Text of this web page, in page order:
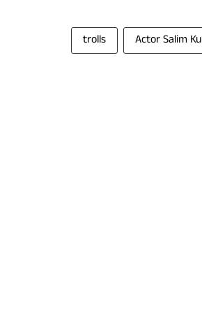
trolls Actor Salim